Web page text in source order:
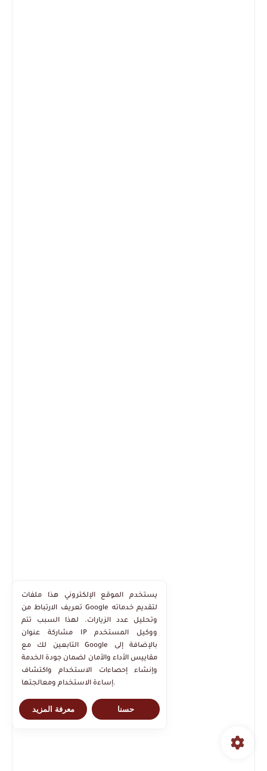
يستخدم الموقع الإلكتروني هذا ملفات
تعريف الارتباط من Google لتقديم خدماته
وتحليل عدد الزيارات. لهذا السبب تتم
مشاركة عنوان IP ووكيل المستخدم
التابعين لك مع Google بالإضافة إلى
مقاييس الأداء والأمان لضمان جودة الخدمة
وإنشاء إحصاءات الاستخدام واكتشاف
إساءة الاستخدام ومعالجتها.
معرفة المزيد حسنا